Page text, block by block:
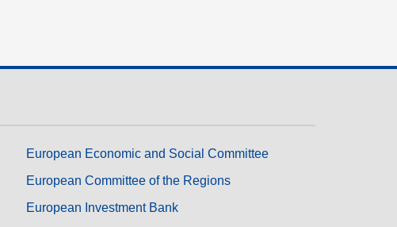
European Economic and Social Committee
European Committee of the Regions
European Investment Bank